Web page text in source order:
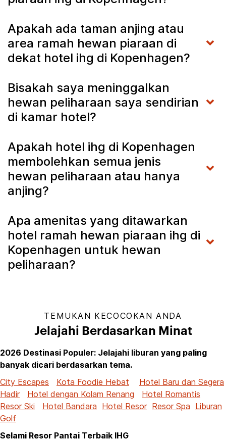
Apakah ada taman anjing atau
area ramah hewan piaraan di
dekat hotel ihg di Kopenhagen?
Bisakah saya meninggalkan
hewan peliharaan saya sendirian
di kamar hotel?
Apakah hotel ihg di Kopenhagen
membolehkan semua jenis
hewan peliharaan atau hanya
anjing?
Apa amenitas yang ditawarkan
hotel ramah hewan piaraan ihg di
Kopenhagen untuk hewan
peliharaan?
TEMUKAN KECOCOKAN ANDA
Jelajahi Berdasarkan Minat
2026 Destinasi Populer: Jelajahi liburan yang paling
banyak dicari berdasarkan tema.
City Escapes
Kota Foodie Hebat
Hotel Baru dan Segera
Hadir
Hotel dengan Kolam Renang
Hotel Romantis
Resor Ski
Hotel Bandara Hotel Resor Resor Spa Liburan
Golf
Selami Resor Pantai Terbaik IHG